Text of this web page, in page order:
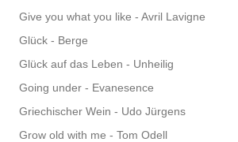
Give you what you like - Avril Lavigne
Glück - Berge
Glück auf das Leben - Unheilig
Going under - Evanesence
Griechischer Wein - Udo Jürgens
Grow old with me - Tom Odell